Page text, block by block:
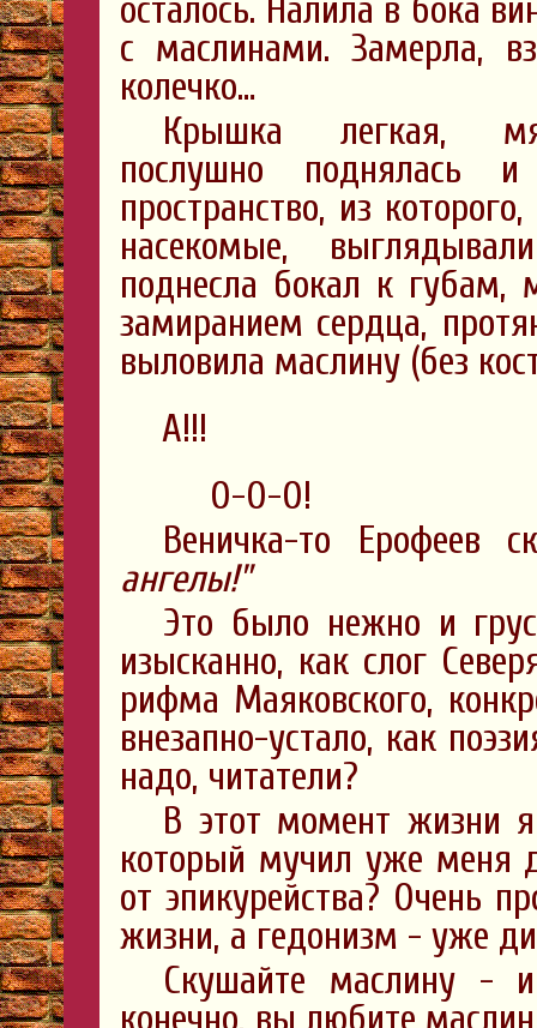
осталось. Налила в бока
с маслинами. Замерла,
колечко…
Крышка легкая,
послушно поднялась и
пространство, из
насекомые,
поднесла бокал к губам,
замиранием сердца,
выловила маслину (без
А!!!
О-О-О!
Веничка-то Ерофеев
ангелы!"
Это было нежно и
изысканно, как слог
рифма Маяковского,
внезапно-устало, как
надо, читатели?
В этот момент жизни
который мучил уже меня
от эпикурейства? Очень
жизни, а гедонизм - уже
Скушайте маслину -
конечно, вы любите